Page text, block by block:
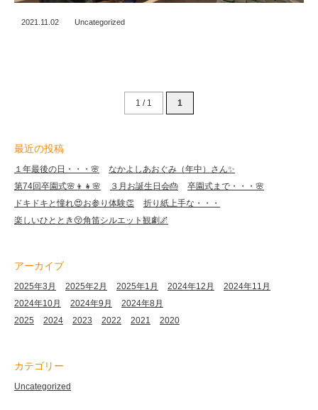
2021.11.02 Uncategorized
1 / 1 1
最近の投稿
１年最後の日・・・🌸
なかよしあおぐみ（年中）さん✨
第74回卒園式🌸👦👧🌸
３月お誕生日会🎂
卒園式まで・・・🌸
ドキドキと憧れ😍お参り体験👏
折り紙上手な・・・
楽しいひととき😚角笛シルエット観劇🌌
アーカイブ
2025年3月 2025年2月 2025年1月 2024年12月
2024年11月
2024年10月
2024年9月
2024年8月
2025
2024 2023 2022 2021 2020
カテゴリー
Uncategorized